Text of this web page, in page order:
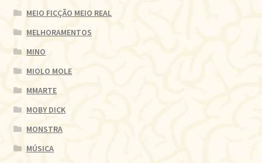
MEIO FICÇÃO MEIO REAL
MELHORAMENTOS
MINO
MIOLO MOLE
MMARTE
MOBY DICK
MONSTRA
MÚSICA